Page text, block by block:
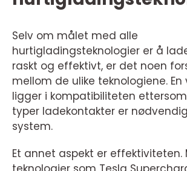
Selv om målet med alle
hurtigladingsteknologier er å
raskt og effektivt, er det noen
mellom de ulike teknologiene. En
ligger i kompatibiliteten
typer ladekontakter er
system.
Et annet aspekt er effektiviteten.